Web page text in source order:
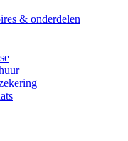
& onderdelen